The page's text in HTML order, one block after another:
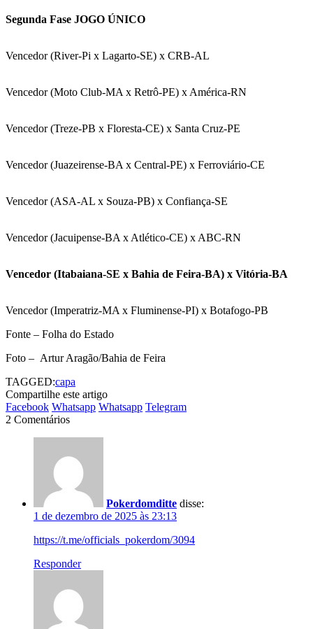
Segunda Fase JOGO ÚNICO
Vencedor (River-Pi x Lagarto-SE) x CRB-AL
Vencedor (Moto Club-MA x Retrô-PE) x América-RN
Vencedor (Treze-PB x Floresta-CE) x Santa Cruz-PE
Vencedor (Juazeirense-BA x Central-PE) x Ferroviário-CE
Vencedor (ASA-AL x Souza-PB) x Confiança-SE
Vencedor (Jacuipense-BA x Atlético-CE) x ABC-RN
Vencedor (Itabaiana-SE x Bahia de Feira-BA) x Vitória-BA
Vencedor (Imperatriz-MA x Fluminense-PI) x Botafogo-PB
Fonte – Folha do Estado
Foto – Artur Aragão/Bahia de Feira
TAGGED:capa
Compartilhe este artigo
Facebook Whatsapp Whatsapp Telegram
2 Comentários
Pokerdomditte disse:
1 de dezembro de 2025 às 23:13
https://t.me/officials_pokerdom/3094
Responder